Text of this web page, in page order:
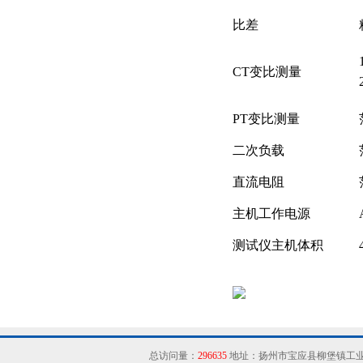
比差
CT变比测量
PT变比测量
二次负载
直流电阻
主机工作电源
测试仪主机体积
总访问量： 296635 地址：扬州市宝应县柳堡镇工